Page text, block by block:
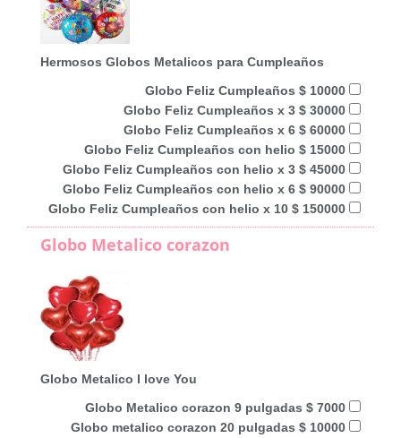
Hermosos Globos Metalicos para Cumpleaños
Globo Feliz Cumpleaños $ 10000
Globo Feliz Cumpleaños x 3 $ 30000
Globo Feliz Cumpleaños x 6 $ 60000
Globo Feliz Cumpleaños con helio $ 15000
Globo Feliz Cumpleaños con helio x 3 $ 45000
Globo Feliz Cumpleaños con helio x 6 $ 90000
Globo Feliz Cumpleaños con helio x 10 $ 150000
Globo Metalico corazon
Globo Metalico I love You
Globo Metalico corazon 9 pulgadas $ 7000
Globo metalico corazon 20 pulgadas $ 10000